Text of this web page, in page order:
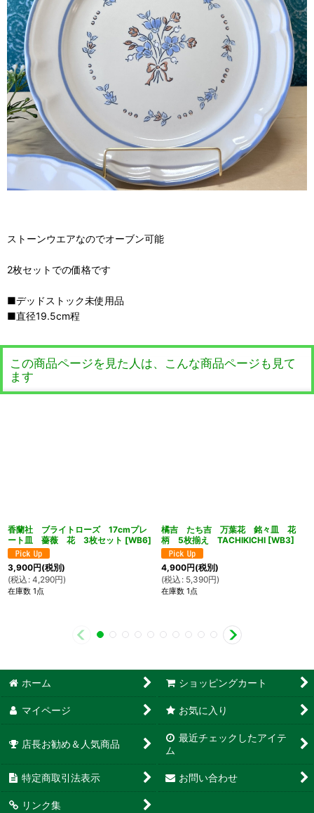
ストーンウエアなのでオーブン可能
2枚セットでの価格です
■デッドストック未使用品
■直径19.5cm程
この商品ページを見た人は、こんな商品ページも見て
ます
香蘭社 ブライトローズ 17cmプレ
ート皿 薔薇 花 3枚セット [WB6]
3,900円(税別)
(税込 : 4,290円)
在庫数 1点
橘吉 たち吉 万葉花 銘々皿 花
柄 5枚揃え TACHIKICHI [WB3]
4,900円(税別)
(税込 : 5,390円)
在庫数 1点
ホーム ショッピングカート
マイページ お気に入り
店長お勧め＆人気商品
最近チェックしたアイテ
ム
特定商取引法表示 お問い合わせ
リンク集